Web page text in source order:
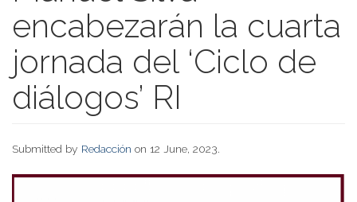
encabezarán la cuarta
jornada del ‘Ciclo de
diálogos’ RI
Submitted by Redacción on 12 June, 2023.